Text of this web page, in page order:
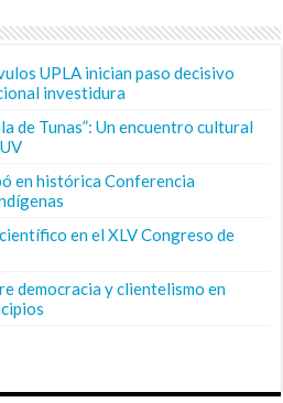
UPLA inician paso decisivo
investidura
de Tunas”: Un encuentro cultural
en histórica Conferencia
en el XLV Congreso de
democracia y clientelismo en